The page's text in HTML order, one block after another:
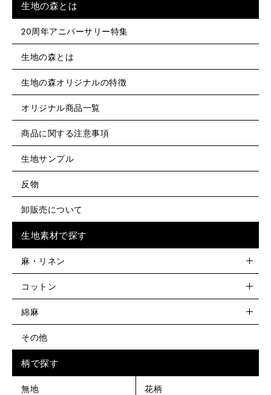
生地の森とは
20周年アニバーサリー特集
生地の森とは
生地の森オリジナルの特徴
オリジナル商品一覧
商品に関する注意事項
生地サンプル
反物
卸販売について
生地素材で探す
麻・リネン
コットン
綿麻
その他
柄で探す
無地 花柄